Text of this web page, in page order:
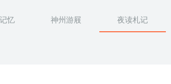
忆 神州游屐 夜读札记